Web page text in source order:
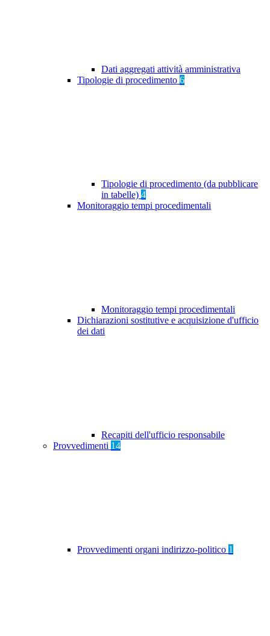
Dati aggregati attività amministrativa
Tipologie di procedimento 6
Tipologie di procedimento (da pubblicare
in tabelle) 4
Monitoraggio tempi procedimentali
Monitoraggio tempi procedimentali
Dichiarazioni sostitutive e acquisizione d'ufficio
dei dati
Recapiti dell'ufficio responsabile
Provvedimenti 14
Provvedimenti organi indirizzo-politico 1